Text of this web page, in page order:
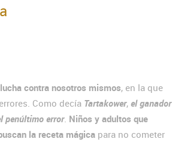
contra nosotros mismos, en la que
Como decía Tartakower, el ganador
penúltimo error. Niños y adultos que
la receta mágica para no cometer